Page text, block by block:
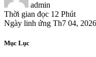
admin
Thời gian đọc 12 Phút
Ngày linh ứng Th7 04, 2026
Mục Lục